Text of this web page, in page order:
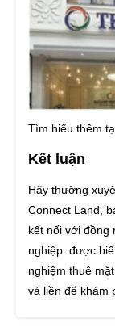
Tìm hiểu thêm
Kết luận
Hãy thường
Connect Land,
kết nối với đồng
nghiệp. được
nghiệm thuê
và liền để khám